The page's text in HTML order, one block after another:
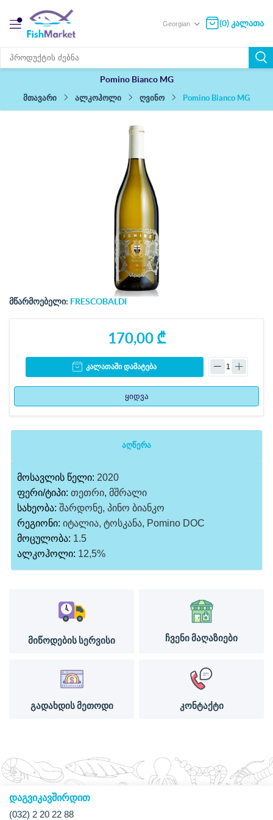
(0) კალათა
Pomino Bianco MG
მთავარი
ალკოჰოლი ღვინო Pomino Bianco MG
მწარმოებელი: FRESCOBALDI
170,00 ₾
კალათაში დამატება
ყიდვა
აღწერა
მოსავლის წელი: 2020
ფერი/ტიპი: თეთრი, მშრალი
სახეობა: შარდონე, პინო ბიანკო
რეგიონი: იტალია, ტოსკანა, Pomino DOC
მოცულობა: 1.5
ალკოჰოლი: 12,5%
მიწოდების სერვისი ჩვენი მაღაზიები
გადახდის მეთოდი კონტაქტი
დაგვიკავშირდით
(032) 2 20 22 88